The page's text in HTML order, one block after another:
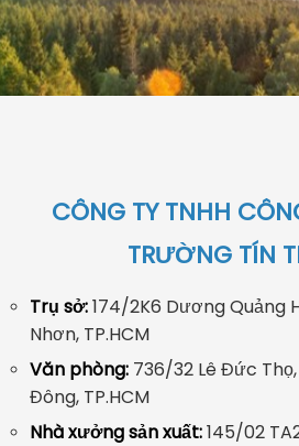
CÔNG TY TNHH
TRƯỜNG TÍN
Trụ sở:174/2K6 Dương Quảng
Nhơn, TP.HCM
Văn phòng: 736/32 Lê Đức
Đông, TP.HCM
Nhà xưởng sản xuất:145/02